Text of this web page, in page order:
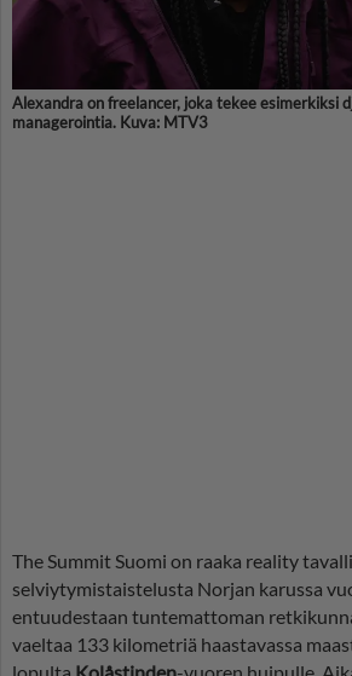
Alexandra on freelancer, joka tekee esimerkiksi
managerointia. Kuva: MTV3
The Summit Suomi on raaka reality
selviytymistaistelusta Norjan karussa
entuudestaan tuntemattoman
vaeltaa 133 kilometriä haastavassa